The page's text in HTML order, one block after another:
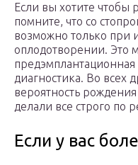
Если вы хотите чтобы
помните, что со
возможно только при
оплодотворении. Это
диагностика. Во всех
вероятность
делали все строго по
Если у вас